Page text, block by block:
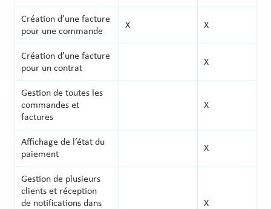
Création d’une facture
pour une commande
X X
Création d’une facture
pour un contrat
X
Gestion de toutes les
commandes et
factures
X
Affichage de l’état du
paiement
X
Gestion de plusieurs
clients et réception
de notifications dans
X